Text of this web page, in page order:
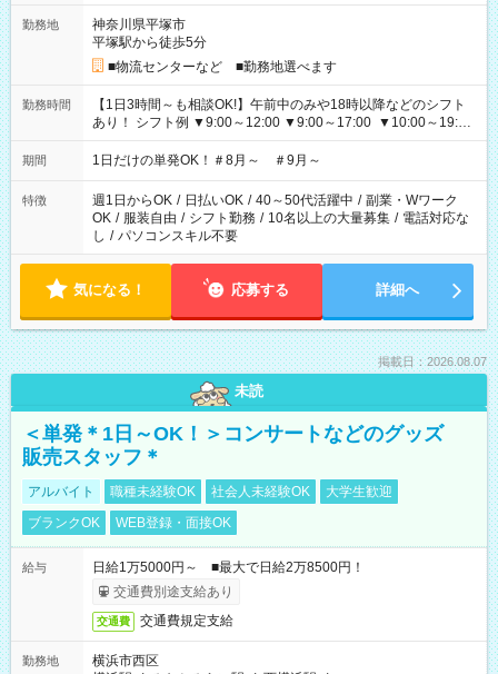
勤務地
神奈川県平塚市
平塚駅から徒歩5分
■物流センターなど ■勤務地選べます
勤務時間
【1日3時間～も相談OK!】午前中のみや18時以降などのシフト
あり！ シフト例 ▼9:00～12:00 ▼9:00～17:00 ▼10:00～19:00
▼18:00～21:00
期間 1日だけの単発OK！＃8月～ ＃9月～
特徴 週1日からOK / 日払いOK / 40～50代活躍中 / 副業・Wワーク
OK / 服装自由 / シフト勤務 / 10名以上の大量募集 / 電話対応な
し / パソコンスキル不要
気になる！ 応募する 詳細へ
掲載日：2026.08.07
未読
＜単発＊1日～OK！＞コンサートなどのグッズ
販売スタッフ＊
アルバイト 職種未経験OK 社会人未経験OK
大学生歓迎
ブランクOK
WEB登録・面接OK
給与
日給1万5000円～ ■最大で日給2万8500円！
交通費別途支給あり
交通費 交通費規定支給
勤務地
横浜市西区